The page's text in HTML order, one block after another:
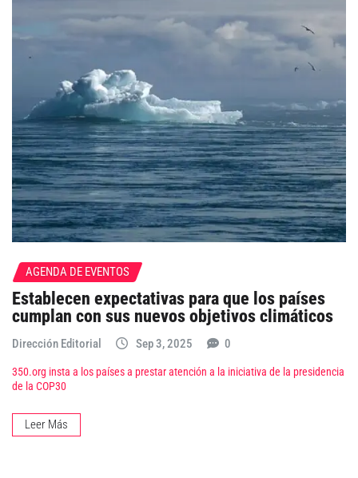
AGENDA DE EVENTOS
Establecen expectativas para que los países
cumplan con sus nuevos objetivos climáticos
Dirección Editorial Sep 3, 2025 0
350.org insta a los países a prestar atención a la iniciativa de la presidencia
de la COP30
Leer Más